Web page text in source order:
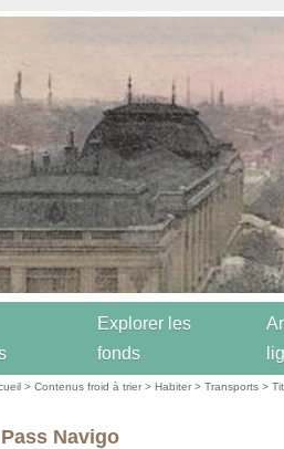
Explorer les
fonds
>Contenus froid à trier >Habiter >Transports >
Pass Navigo